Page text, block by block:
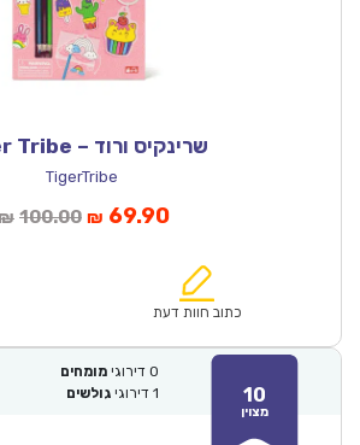
שרינקיס ורוד – Tiger Tribe
TigerTribe
100.00המחיר
₪100.00.
₪ 69.90המחיר
הוא:
כתוב חוות דעת
10
מצוין
0 דירוגי מומחים
1 דירוגי גולשים